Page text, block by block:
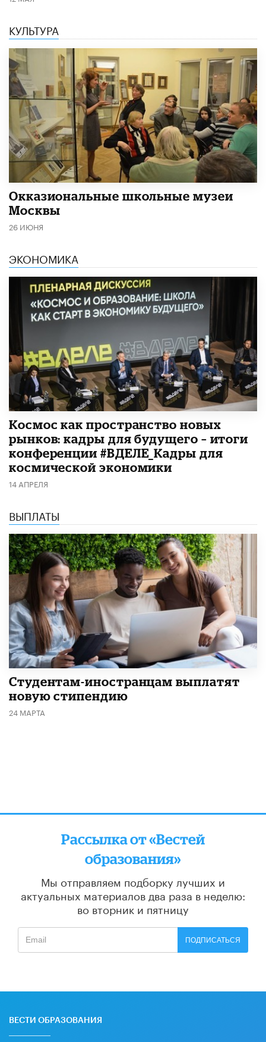
КУЛЬТУРА
​Окказиональные школьные музеи
Москвы
26 ИЮНЯ
ЭКОНОМИКА
Космос как пространство новых
рынков: кадры для будущего – итоги
конференции #ВДЕЛЕ_Кадры для
космической экономики
14 АПРЕЛЯ
ВЫПЛАТЫ
Студентам-иностранцам выплатят
новую стипендию
24 МАРТА
Рассылка от «Вестей
образования»
Мы отправляем подборку лучших и
актуальных материалов два раза в неделю:
во вторник и пятницу
ПОДПИСАТЬСЯ
ВЕСТИ ОБРАЗОВАНИЯ